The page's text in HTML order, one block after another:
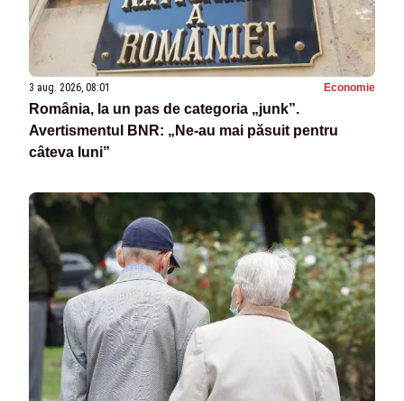
3 aug. 2026, 08:01 Economie
România, la un pas de categoria „junk”.
Avertismentul BNR: „Ne-au mai păsuit pentru
câteva luni”